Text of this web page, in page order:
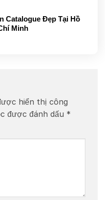
Catalogue Đẹp Tại Hồ
Minh
hiển thị công
được đánh dấu *